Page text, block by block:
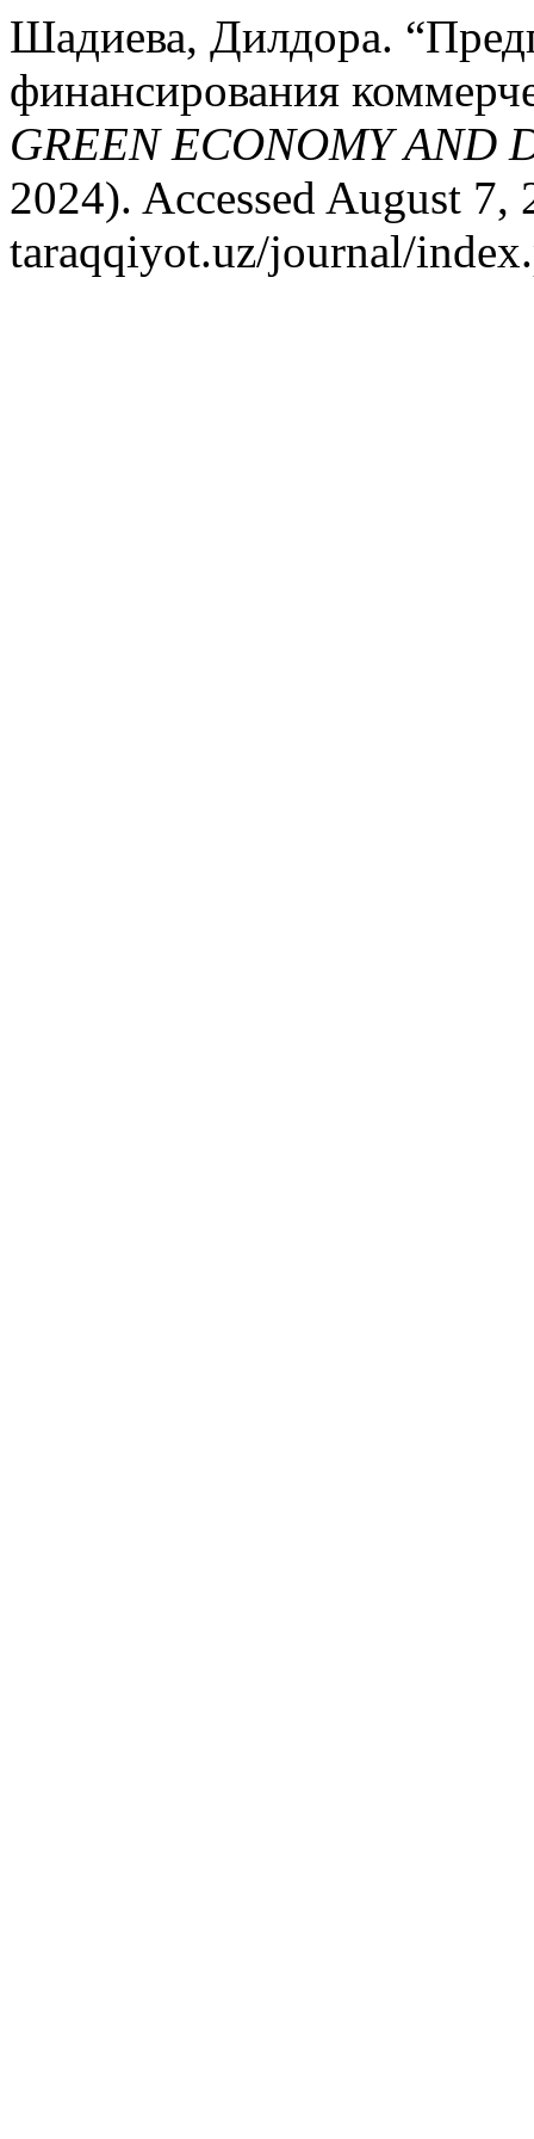
Шадиева, Дилдора.
финансирования
GREEN ECONOMY AND
2024). Accessed August
taraqqiyot.uz/journal/